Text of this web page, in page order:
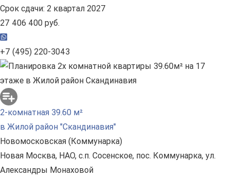
Срок сдачи: 2 квартал 2027
27 406 400 руб.
+7 (495) 220-3043
2-комнатная 39.60 м²
в Жилой район "Скандинавия"
Новомосковская (Коммунарка)
Новая Москва, НАО, с.п. Сосенское, пос. Коммунарка, ул.
Александры Монаховой